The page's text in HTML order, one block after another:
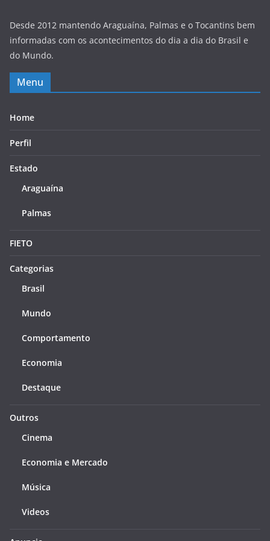
Desde 2012 mantendo Araguaína, Palmas e o Tocantins bem
informadas com os acontecimentos do dia a dia do Brasil e
do Mundo.
Menu
Home
Perfil
Estado
Araguaína
Palmas
FIETO
Categorias
Brasil
Mundo
Comportamento
Economia
Destaque
Outros
Cinema
Economia e Mercado
Música
Videos